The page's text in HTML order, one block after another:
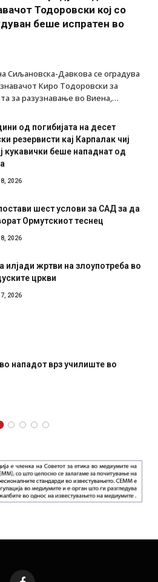
Тодоровски кој со
беше испратен во
Сиљановска-Давкова се оградува
Киро Тодоровски за
за разузнавање во Виена,…
од погибијата на десет
резервисти кај Карпалак чиј
кукавички беше нападнат од
8, 2026
шест услови за САД за да
Ормутскиот теснец
8, 2026
илјади жртви на злоупотреба во
цркви
7, 2026
во
СОЗИС: Украинците